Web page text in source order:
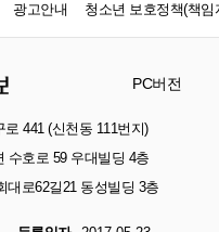
광고안내 청소년 보호정책(책임
PC버전
441 (신천동 111번지)
호로 59 우대빌딩 4층
로62길21 동성빌딩 3층